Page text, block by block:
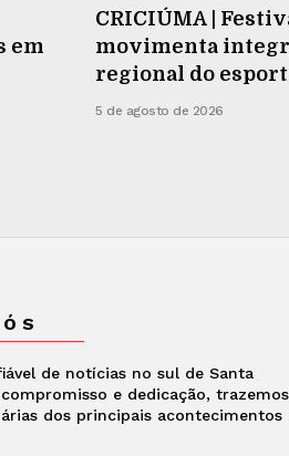
em
CRICIÚMA |
movimenta
regional do
5 de agosto de 2026
de notícias no sul de Santa
e dedicação, trazemos
dos principais acontecimentos